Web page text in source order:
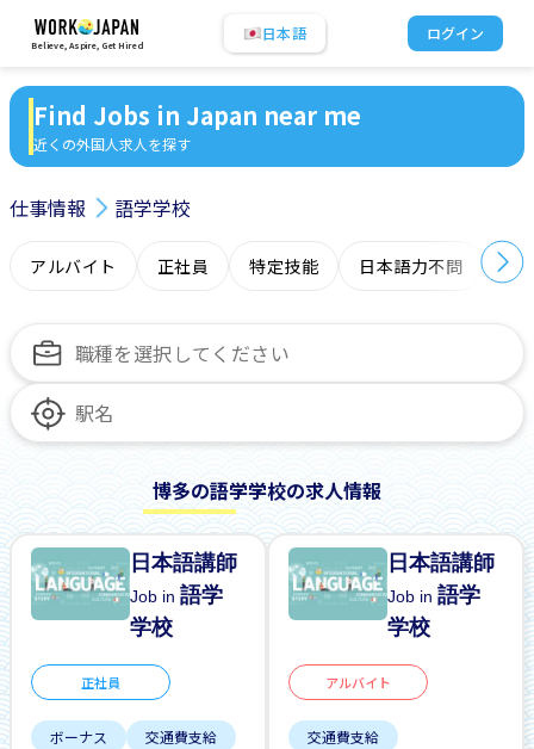
Believe, Aspire, Get Hired
日本語 ログイン
Find Jobs in Japan near me
近くの外国人求人を探す
仕事情報 語学学校
アルバイト 正社員 特定技能 日本語力不問 オ
博多の語学学校の求人情報
日本語講師
Job in語学
学校
正社員
ボーナス
交通費支給
日本語講師
Job in語学
学校
アルバイト
交通費支給